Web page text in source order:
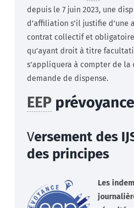
depuis le 7 juin 2023, une
d’affiliation s’il justifie d’une
contrat collectif et
qu’ayant droit à titre
s’appliquera à compter de la
demande de dispense.
EEP prévoyance
Versement des
des principes
Les